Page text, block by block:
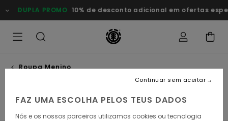
para
a
produtos
DUPLA PROMO 10% de desconto adicional em ofertas
Roupa Menino
FAZ UMA ESCOLHA PELOS TEUS DADOS
Nós e os nossos parceiros utilizamos cookies ou tecnologia
Continuar sem aceitar